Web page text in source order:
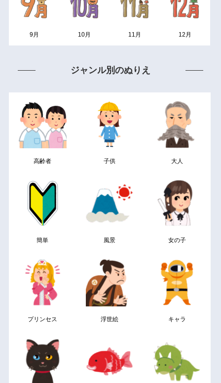
9月 10月 11月 12月
ジャンル別のぬりえ
高齢者 子供 大人
簡単 風景 女の子
プリンセス 浮世絵 キャラ